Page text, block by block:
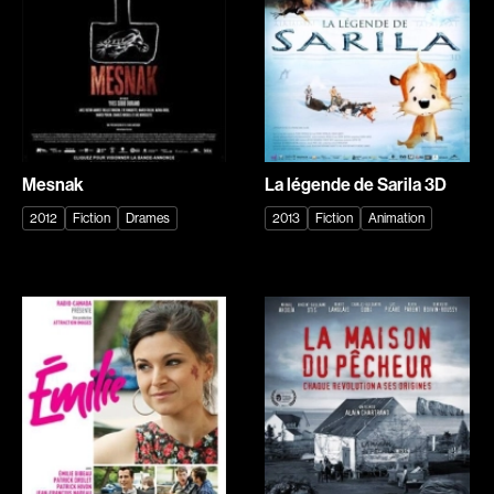
Romantiques
Science-fiction
Thrillers
Décennies
1920
1930
1940
1950
1990
2010
2020
Réalisateur
(Daniel Grou) Podz
Absa Moussa Sene
Mesnak
2012 Fiction Drames
La légende de Sarila 3D
2013 Fiction Animation